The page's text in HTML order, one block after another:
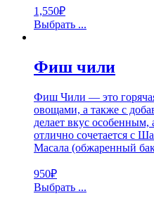
1,550₽
Выбрать ...
Фиш чили
Фиш Чили — это
овощами, а также с
делает вкус
отлично сочетается с
Масала (обжаренный
950₽
Выбрать ...